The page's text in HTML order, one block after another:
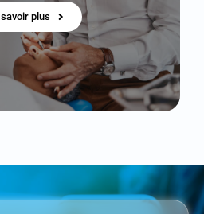
savoir plus